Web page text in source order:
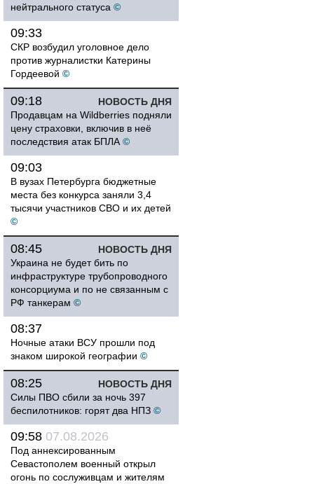
нейтрального статуса ©
09:33
СКР возбудил уголовное дело
против журналистки Катерины
Гордеевой ©
НОВОСТЬ ДНЯ
09:18
Продавцам на Wildberries подняли
цену страховки, включив в неё
последствия атак БПЛА ©
09:03
В вузах Петербурга бюджетные
места без конкурса заняли 3,4
тысячи участников СВО и их детей
©
НОВОСТЬ ДНЯ
08:45
Украина не будет бить по
инфраструктуре трубопроводного
консорциума и по не связанным с
РФ танкерам ©
08:37
Ночные атаки ВСУ прошли под
знаком широкой географии ©
НОВОСТЬ ДНЯ
08:25
Силы ПВО сбили за ночь 397
беспилотников: горят два НПЗ ©
09:58 07.08.2026
Под аннексированным
Севастополем военный открыл
огонь по сослуживцам и жителям